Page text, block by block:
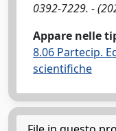
0392-7229. -
Appare nelle
8.06 Partecip.
scientifiche